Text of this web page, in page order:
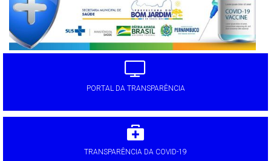
PORTAL DA TRANSPARÊNCIA
TRANSPARÊNCIA DA COVID-19